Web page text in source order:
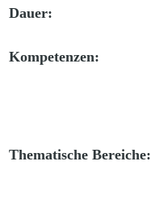
Dauer:
Kompetenzen:
Thematische Bereiche: